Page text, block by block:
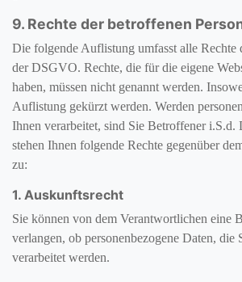
9. Rechte der betroffenen
Die folgende Auflistung umfasst alle Rechte
der DSGVO. Rechte, die für die eigene
haben, müssen nicht genannt werden.
Auflistung gekürzt werden. Werden
Ihnen verarbeitet, sind Sie Betroffener i.S.d.
stehen Ihnen folgende Rechte gegenüber
zu:
1. Auskunftsrecht
Sie können von dem Verantwortlichen eine
verlangen, ob personenbezogene Daten, die
verarbeitet werden.